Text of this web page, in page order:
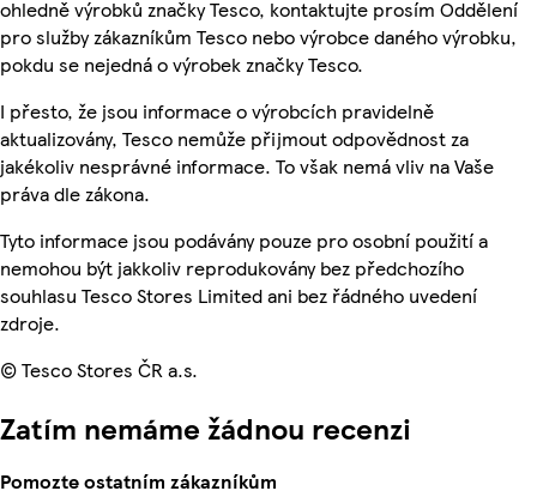
ohledně výrobků značky Tesco, kontaktujte prosím Oddělení
pro služby zákazníkům Tesco nebo výrobce daného výrobku,
pokdu se nejedná o výrobek značky Tesco.
I přesto, že jsou informace o výrobcích pravidelně
aktualizovány, Tesco nemůže přijmout odpovědnost za
jakékoliv nesprávné informace. To však nemá vliv na Vaše
práva dle zákona.
Tyto informace jsou podávány pouze pro osobní použití a
nemohou být jakkoliv reprodukovány bez předchozího
souhlasu Tesco Stores Limited ani bez řádného uvedení
zdroje.
© Tesco Stores ČR a.s.
Zatím nemáme žádnou recenzi
Pomozte ostatním zákazníkům